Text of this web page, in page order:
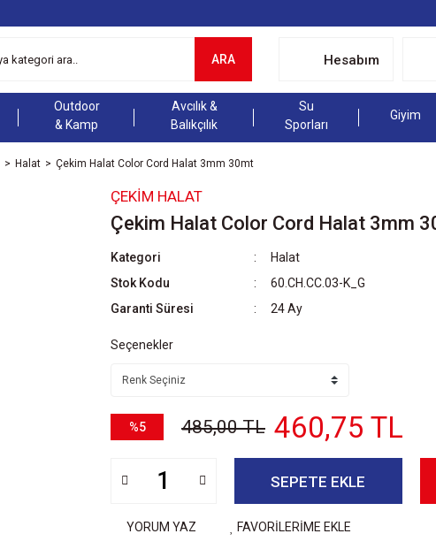
ARA Hesabım
Outdoor
& Kamp
Avcılık &
Balıkçılık
Su
Sporları
Giyim
Halat Çekim Halat Color Cord Halat 3mm 30mt
ÇEKIM HALAT
Çekim Halat Color Cord Halat 3mm
Kategori
Halat
Stok Kodu
60.CH.CC.03-K_G
Garanti Süresi
24 Ay
Seçenekler
%5 485,00 TL 460,75 TL
SEPETE EKLE
YORUM YAZ FAVORİLERİME EKLE